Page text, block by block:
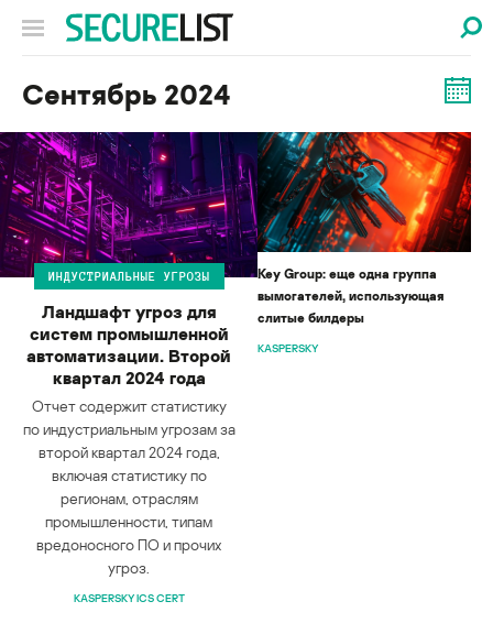
Сентябрь 2024
ИНДУСТРИАЛЬНЫЕ УГРОЗЫ
Ландшафт угроз для
систем промышленной
автоматизации. Второй
квартал 2024 года
Отчет содержит статистику
по индустриальным угрозам за
второй квартал 2024 года,
включая статистику по
регионам, отраслям
промышленности, типам
вредоносного ПО и прочих
угроз.
KASPERSKY ICS CERT
Key Group: еще одна группа
вымогателей, использующая
слитые билдеры
KASPERSKY